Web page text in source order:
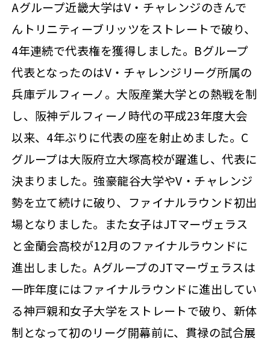
Aグループ近畿大学はV・チャレンジのきんで
んトリニティーブリッツをストレートで破り、
4年連続で代表権を獲得しました。Bグループ
代表となったのはV・チャレンジリーグ所属の
兵庫デルフィーノ。大阪産業大学との熱戦を制
し、阪神デルフィーノ時代の平成23年度大会
以来、4年ぶりに代表の座を射止めました。C
グループは大阪府立大塚高校が躍進し、代表に
決まりました。強豪龍谷大学やV・チャレンジ
勢を立て続けに破り、ファイナルラウンド初出
場となりました。また女子はJTマーヴェラス
と金蘭会高校が12月のファイナルラウンドに
進出しました。AグループのJTマーヴェラスは
一昨年度にはファイナルラウンドに進出してい
る神戸親和女子大学をストレートで破り、新体
制となって初のリーグ開幕前に、貫禄の試合展